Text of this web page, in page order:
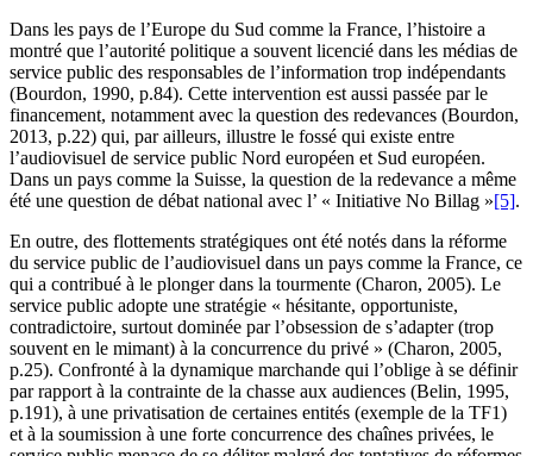
Dans les pays de l’Europe du Sud comme la France, l’histoire a
montré que l’autorité politique a souvent licencié dans les médias de
service public des responsables de l’information trop indépendants
(Bourdon, 1990, p.84). Cette intervention est aussi passée par le
financement, notamment avec la question des redevances (Bourdon,
2013, p.22) qui, par ailleurs, illustre le fossé qui existe entre
l’audiovisuel de service public Nord européen et Sud européen.
Dans un pays comme la Suisse, la question de la redevance a même
été une question de débat national avec l’ « Initiative No Billag »[5].
En outre, des flottements stratégiques ont été notés dans la réforme
du service public de l’audiovisuel dans un pays comme la France, ce
qui a contribué à le plonger dans la tourmente (Charon, 2005). Le
service public adopte une stratégie « hésitante, opportuniste,
contradictoire, surtout dominée par l’obsession de s’adapter (trop
souvent en le mimant) à la concurrence du privé » (Charon, 2005,
p.25). Confronté à la dynamique marchande qui l’oblige à se définir
par rapport à la contrainte de la chasse aux audiences (Belin, 1995,
p.191), à une privatisation de certaines entités (exemple de la TF1)
et à la soumission à une forte concurrence des chaînes privées, le